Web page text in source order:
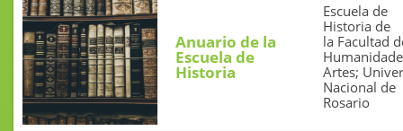
Anuario de la
Escuela de
Historia
Escuela de
Historia de
la Facultad
Artes;
Nacional de
Rosario